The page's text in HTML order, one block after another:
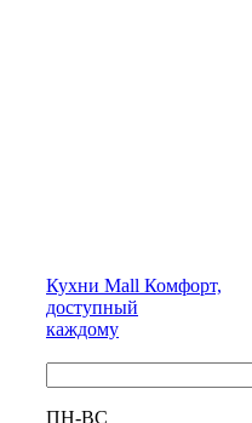
Кухни Mall Комфорт,
доступный
каждому
ПН-ВС